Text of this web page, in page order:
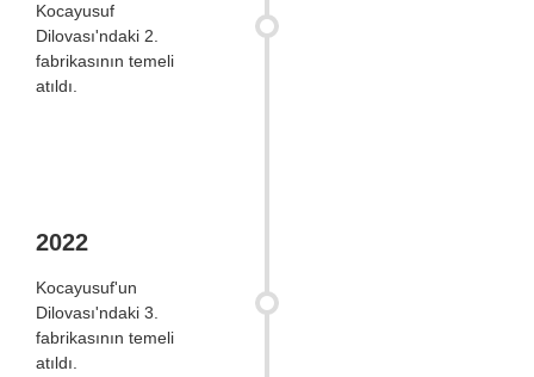
Kocayusuf
Dilovası'ndaki 2.
fabrikasının temeli
atıldı.
2022
Kocayusuf'un
Dilovası'ndaki 3.
fabrikasının temeli
atıldı.